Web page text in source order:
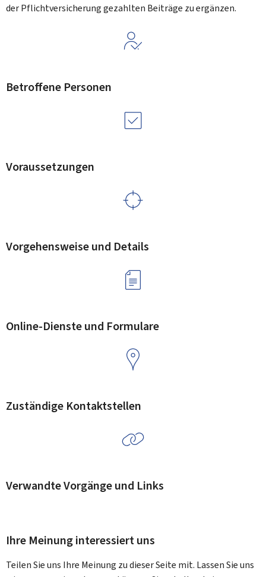
der Pflichtversicherung gezahlten Beiträge zu ergänzen.
Betroffene Personen
Voraussetzungen
Vorgehensweise und Details
Online-Dienste und Formulare
Zuständige Kontaktstellen
Verwandte Vorgänge und Links
Ihre Meinung interessiert uns
Teilen Sie uns Ihre Meinung zu dieser Seite mit. Lassen Sie uns